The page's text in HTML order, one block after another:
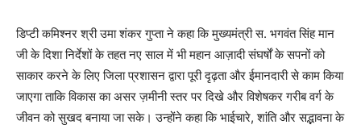
डिप्टी कमिश्नर श्री उमा शंकर गुप्ता ने कहा कि मुख्यमंत्री स. भगवंत सिंह मान
जी के दिशा निर्देशों के तहत नए साल में भी महान आज़ादी संघर्षों के सपनों को
साकार करने के लिए जिला प्रशासन द्वारा पूरी दृढ़ता और ईमानदारी से काम किया
जाएगा ताकि विकास का असर ज़मीनी स्तर पर दिखे और विशेषकर गरीब वर्ग के
जीवन को सुखद बनाया जा सके। उन्होंने कहा कि भाईचारे, शांति और सद्भावना के